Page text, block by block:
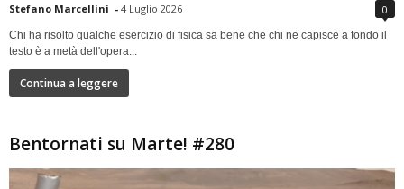
Stefano Marcellini - 4 Luglio 2026 0
Chi ha risolto qualche esercizio di fisica sa bene che chi ne capisce a fondo il
testo è a metà dell'opera...
Continua a leggere
Bentornati su Marte! #280